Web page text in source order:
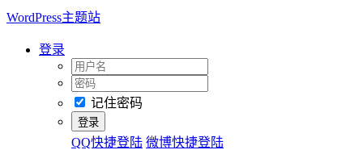
WordPress主题站
登录
记住密码
QQ快捷登陆 微博快捷登陆